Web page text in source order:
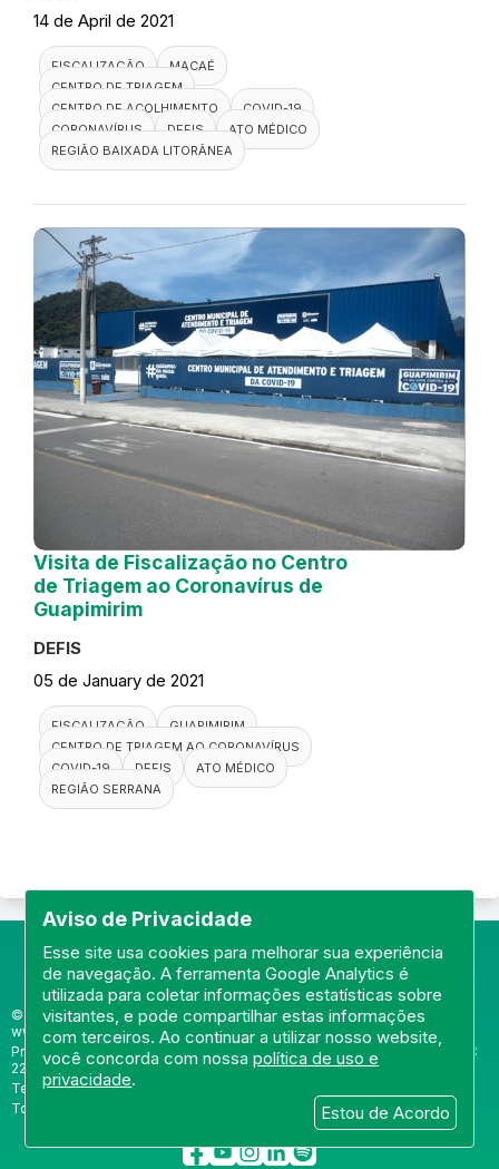
Aviso de Privacidade
Esse site usa cookies para melhorar sua experiência
de navegação. A ferramenta Google Analytics é
utilizada para coletar informações estatísticas sobre
visitantes, e pode compartilhar estas informações
com terceiros. Ao continuar a utilizar nosso website,
você concorda com nossapolítica de uso e
privacidade.
Estou de Acordo
14 de April de 2021
FISCALIZAÇÃO
MACAÉ
CENTRO DE TRIAGEM
CENTRO DE ACOLHIMENTO
COVID-19
CORONAVÍRUS
DEFIS
ATO MÉDICO
REGIÃO BAIXADA LITORÂNEA
Visita de Fiscalização no Centro
de Triagem ao Coronavírus de
Guapimirim
DEFIS
05 de January de 2021
FISCALIZAÇÃO
GUAPIMIRIM
CENTRO DE TRIAGEM AO CORONAVÍRUS
COVID-19
DEFIS
ATO MÉDICO
REGIÃO SERRANA
© Portal do Conselho Regional de Medicina do Rio de Janeiro -
www.cremerj.org.br
Praia de Botafogo (228), loja 119b - Botafogo - Rio de Janeiro/RJ - CEP:
22250-145
Tel: (21) 3184-7050 /
Todos os direitos reservados 2013-2026